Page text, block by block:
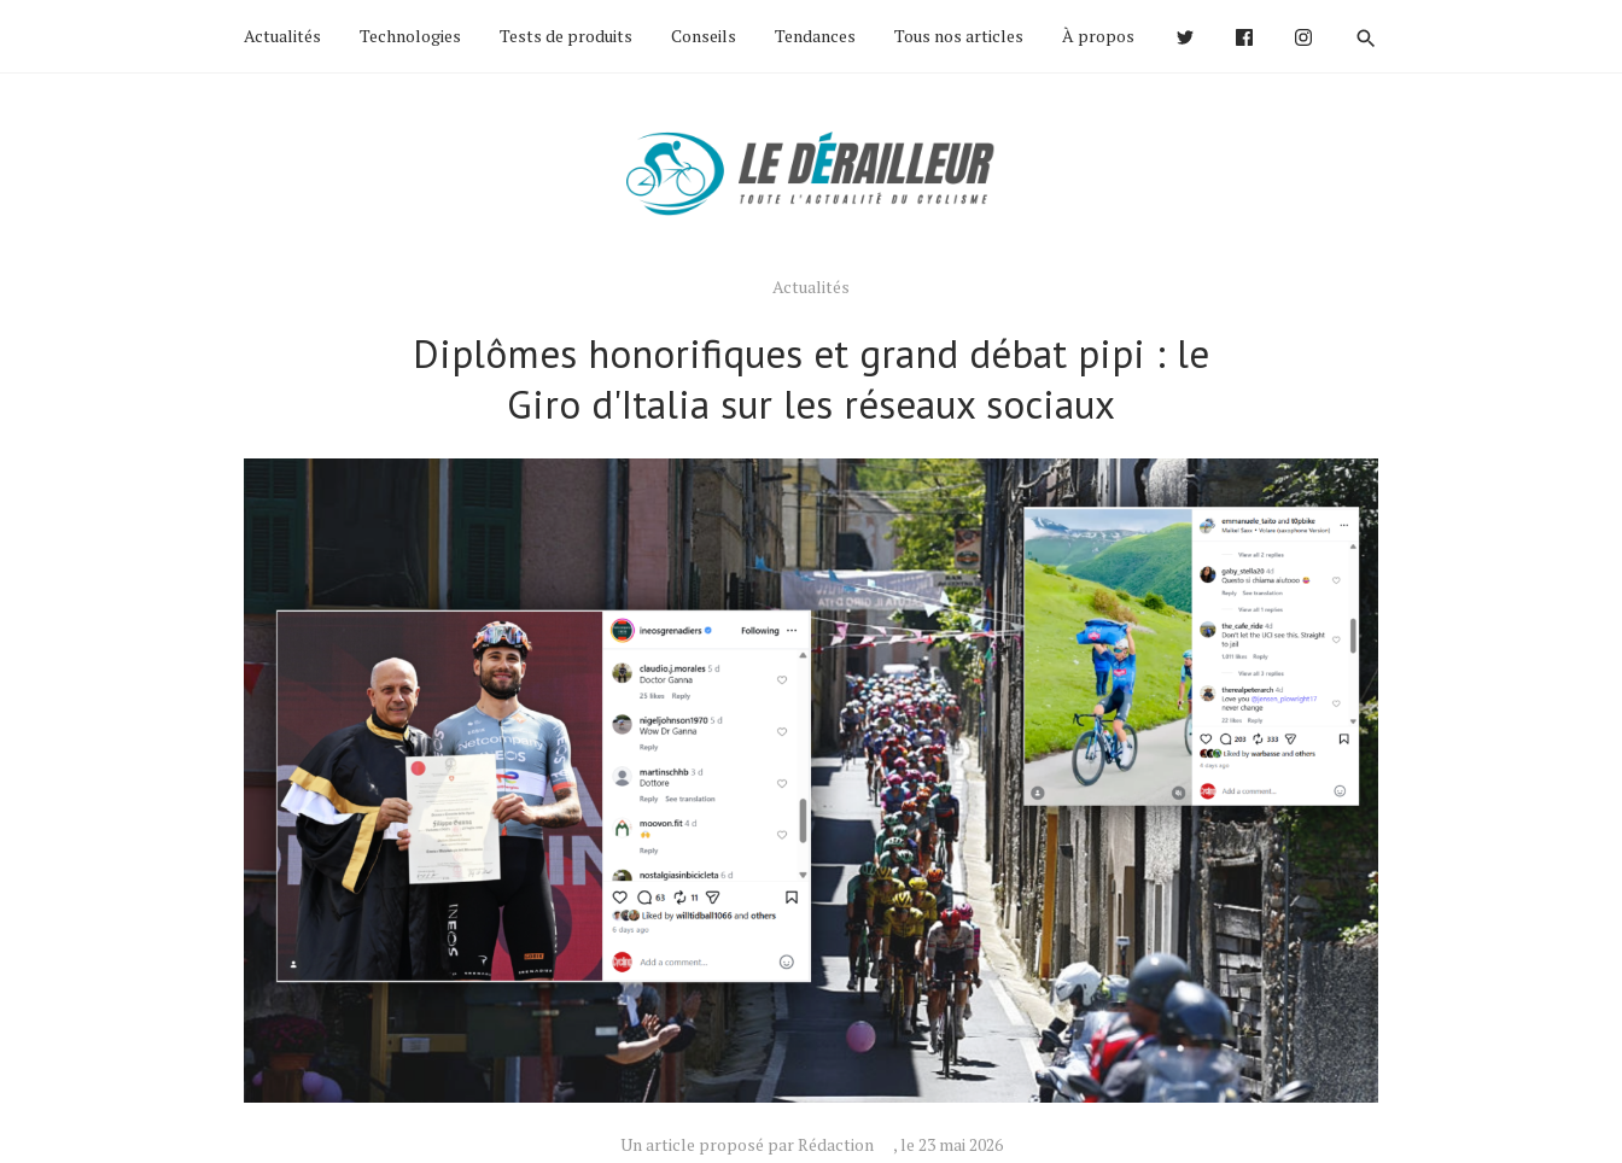
Actualités Technologies Tests de produits Conseils Tendances Tous nos articles À propos
Actualités
Diplômes honorifiques et grand débat pipi : le
Giro d'Italia sur les réseaux sociaux
Un article proposé par Rédaction , le 23 mai 2026